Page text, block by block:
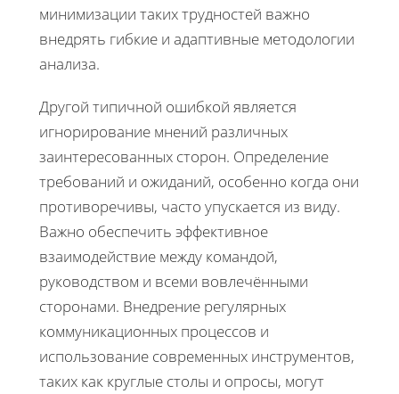
минимизации таких трудностей важно
внедрять гибкие и адаптивные методологии
анализа.
Другой типичной ошибкой является
игнорирование мнений различных
заинтересованных сторон. Определение
требований и ожиданий, особенно когда они
противоречивы, часто упускается из виду.
Важно обеспечить эффективное
взаимодействие между командой,
руководством и всеми вовлечёнными
сторонами. Внедрение регулярных
коммуникационных процессов и
использование современных инструментов,
таких как круглые столы и опросы, могут